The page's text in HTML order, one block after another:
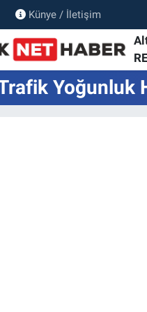
Künye / İletişim
Yoğunluk